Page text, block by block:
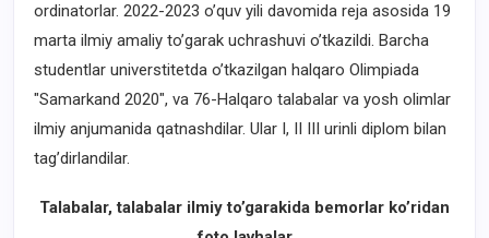
ordinatorlar. 2022-2023 o’quv yili davomida reja asosida 19
marta ilmiy amaliy to’garak uchrashuvi o’tkazildi. Barcha
studentlar universtitetda o’tkazilgan halqaro Olimpiada
"Samarkand 2020", va 76-Halqaro talabalar va yosh olimlar
ilmiy anjumanida qatnashdilar. Ular I, II III urinli diplom bilan
tag’dirlandilar.
Talabalar, talabalar ilmiy to’garakida bemorlar ko’ridan